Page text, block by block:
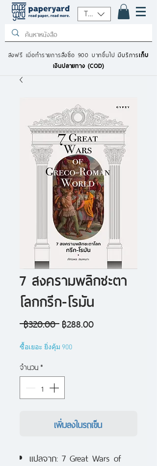
THB (฿)
ส่งฟรี เมื่อทำรายการสั่งซื้อ 900 บาทขึ้นไปมีบริการเก็บ
เงินปลายทาง (COD)
7 สงครามพลิกชะตา
โลกกรีก-โรมัน
฿320.00 ราคา
฿288.00ราคา
ซื้อเยอะ ยิ่งคุ้ม 900
จำนวน*
เพิ่มลงในรถเข็น
แปลจาก: 7 Great Wars of